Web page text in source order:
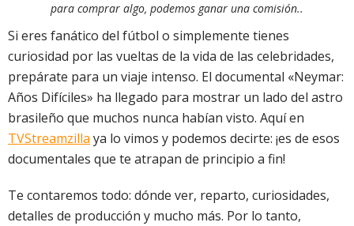
para comprar algo, podemos ganar una comisión..
Si eres fanático del fútbol o simplemente tienes
curiosidad por las vueltas de la vida de las celebridades,
prepárate para un viaje intenso. El documental «Neymar:
Años Difíciles» ha llegado para mostrar un lado del astro
brasileño que muchos nunca habían visto. Aquí en
TVStreamzilla ya lo vimos y podemos decirte: ¡es de esos
documentales que te atrapan de principio a fin!
Te contaremos todo: dónde ver, reparto, curiosidades,
detalles de producción y mucho más. Por lo tanto,